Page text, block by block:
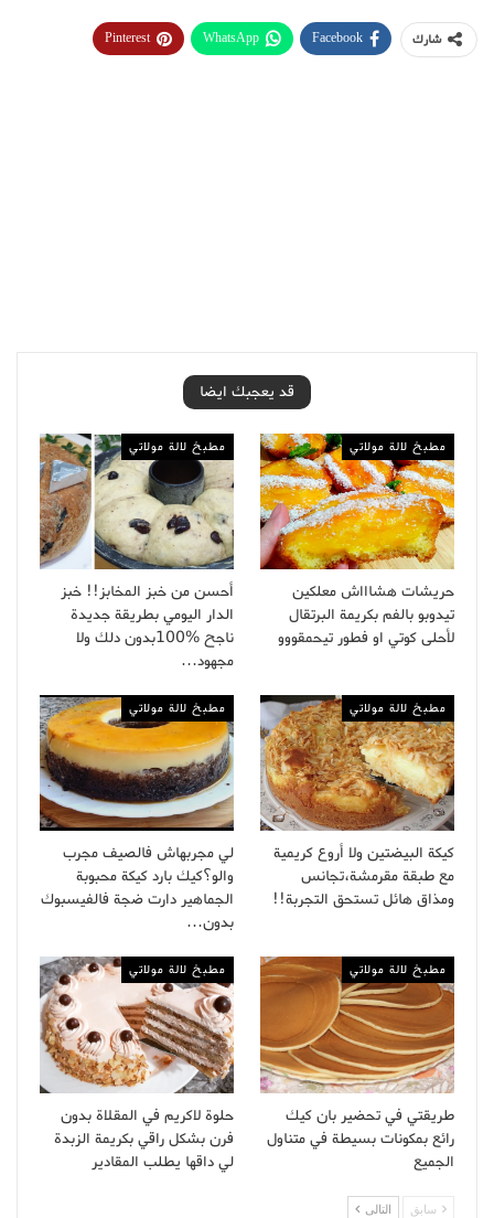
شارك Facebook
WhatsApp
Pinterest
قد يعجبك ايضا
مطبخ لالة مولاتي
حريشات هشاااش معلكين
تيدوبو بالفم بكريمة البرتقال
لأحلى كوتي او فطور تيحمقووو
مطبخ لالة مولاتي
أحسن من خبز المخابز!! خبز
الدار اليومي بطريقة جديدة
ناجح %100بدون دلك ولا
مجهود…
مطبخ لالة مولاتي
كيكة البيضتين ولا أروع كريمية
مع طبقة مقرمشة،تجانس
ومذاق هائل تستحق التجربة!!
مطبخ لالة مولاتي
لي مجربهاش فالصيف مجرب
والو؟كيك بارد كيكة محبوبة
الجماهير دارت ضجة فالفيسبوك
بدون…
مطبخ لالة مولاتي
طريقتي في تحضير بان كيك
رائع بمكونات بسيطة في متناول
الجميع
مطبخ لالة مولاتي
حلوة لاكريم في المقلاة بدون
فرن بشكل راقي بكريمة الزبدة
لي داقها يطلب المقادير
سابق التالى